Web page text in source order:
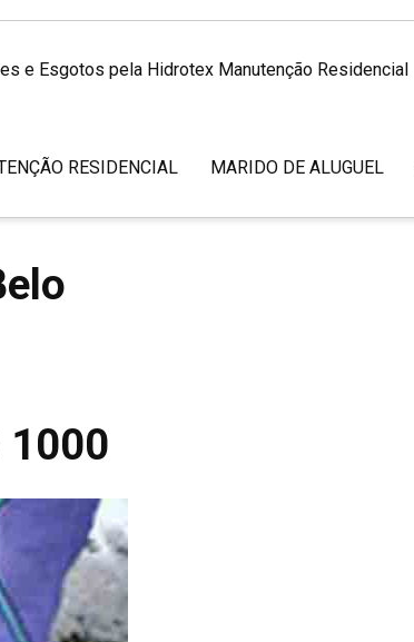
e Esgotos pela Hidrotex Manutenção Residencial
RESIDENCIAL MARIDO DE ALUGUEL
1000